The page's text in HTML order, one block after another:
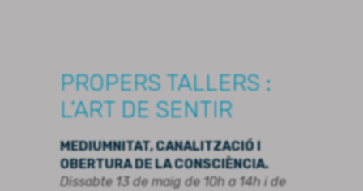
PROPERS TALLERS :
L’ART DE SENTIR
MEDIUMNITAT, CANALITZACIÓ I
OBERTURA DE LACONSCIÈNCIA.
Dissabte 13 de maig de 10h a 14h i de